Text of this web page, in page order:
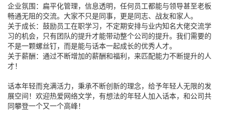
企业氛围：扁平化管理，信息透明，任何员工都能与领导甚至老板
畅通无阻的交流。大家不只是同事，更是同志、战友和家人。
关于成长：鼓励员工在职学习，不定期安排与业内知名大佬交流学
习的机会，只有团队的提升才能带动整个公司的提升。我们需要的
不是一颗螺丝钉，而是能与话本一起成长的优秀人才。
关于薪酬：通过不断增加的薪酬和福利，来匹配能力不断提升的人
才！
话本年轻而充满活力，秉承不断创新的理念，给予年轻人无限的发
展空间！欢迎热爱网络文学，有想法的年轻人加入话本，和公司共
同攀登一个又一个高峰！